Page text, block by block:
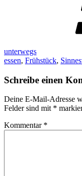
unterwegs
essen, Frühstück,
Schreibe einen
Deine E-Mail-Adresse
Felder sind mit *
Kommentar *